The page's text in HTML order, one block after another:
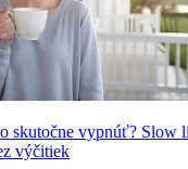
skutočne vypnúť? Slow
výčitiek